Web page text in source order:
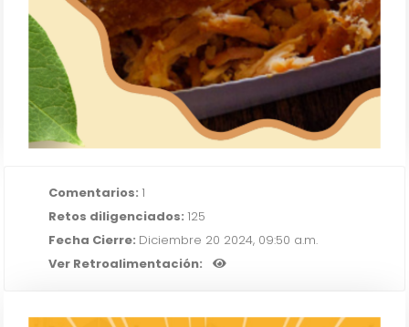
Comentarios: 1
Retos diligenciados: 125
Fecha Cierre: Diciembre 20 2024, 09:50 a.m.
Ver Retroalimentación: